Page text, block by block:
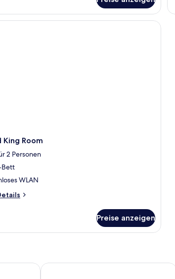
King Room
2 Personen
Bett
WLAN
Preise anzeigen
Holiday Inn - the niu, Coin Frankfurt